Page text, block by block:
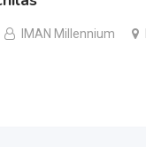
IMAN Millennium